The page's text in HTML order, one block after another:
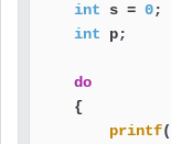
int s = 0;
int p;
do
    {
printf(